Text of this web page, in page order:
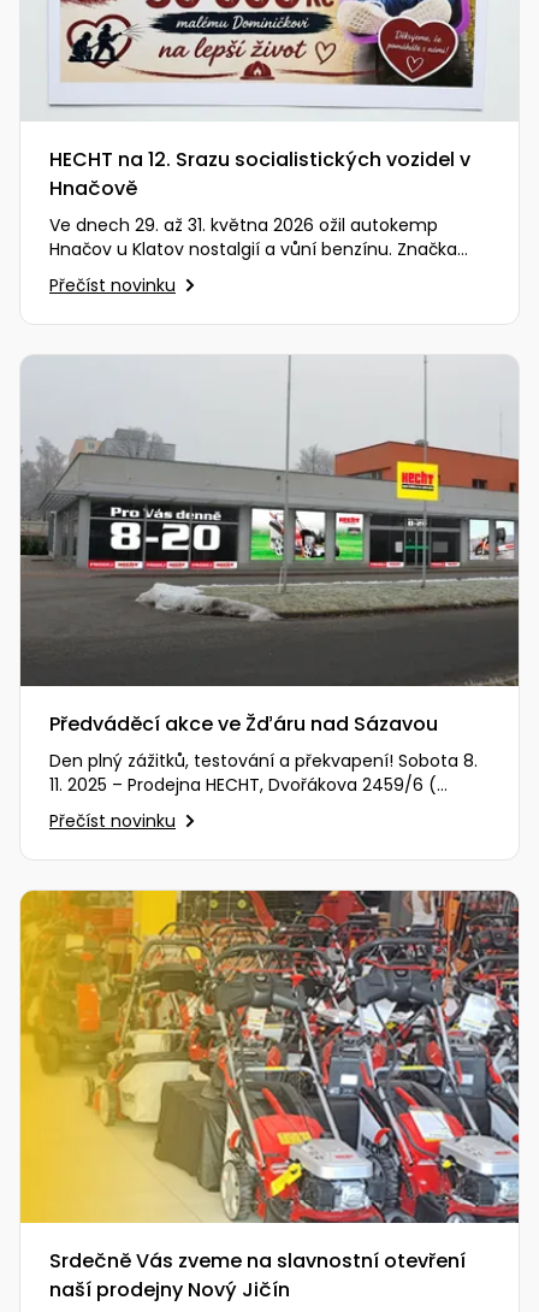
HECHT na 12. Srazu socialistických vozidel v
Hnačově
Ve dnech 29. až 31. května 2026 ožil autokemp
Hnačov u Klatov nostalgií a vůní benzínu. Značka
HECHT měla tu čest být…
Přečíst novinku
Předváděcí akce ve Žďáru nad Sázavou
Den plný zážitků, testování a překvapení! Sobota 8.
11. 2025 – Prodejna HECHT, Dvořákova 2459/6 (
Zobrazit na mapě )…
Přečíst novinku
Srdečně Vás zveme na slavnostní otevření
naší prodejny Nový Jičín